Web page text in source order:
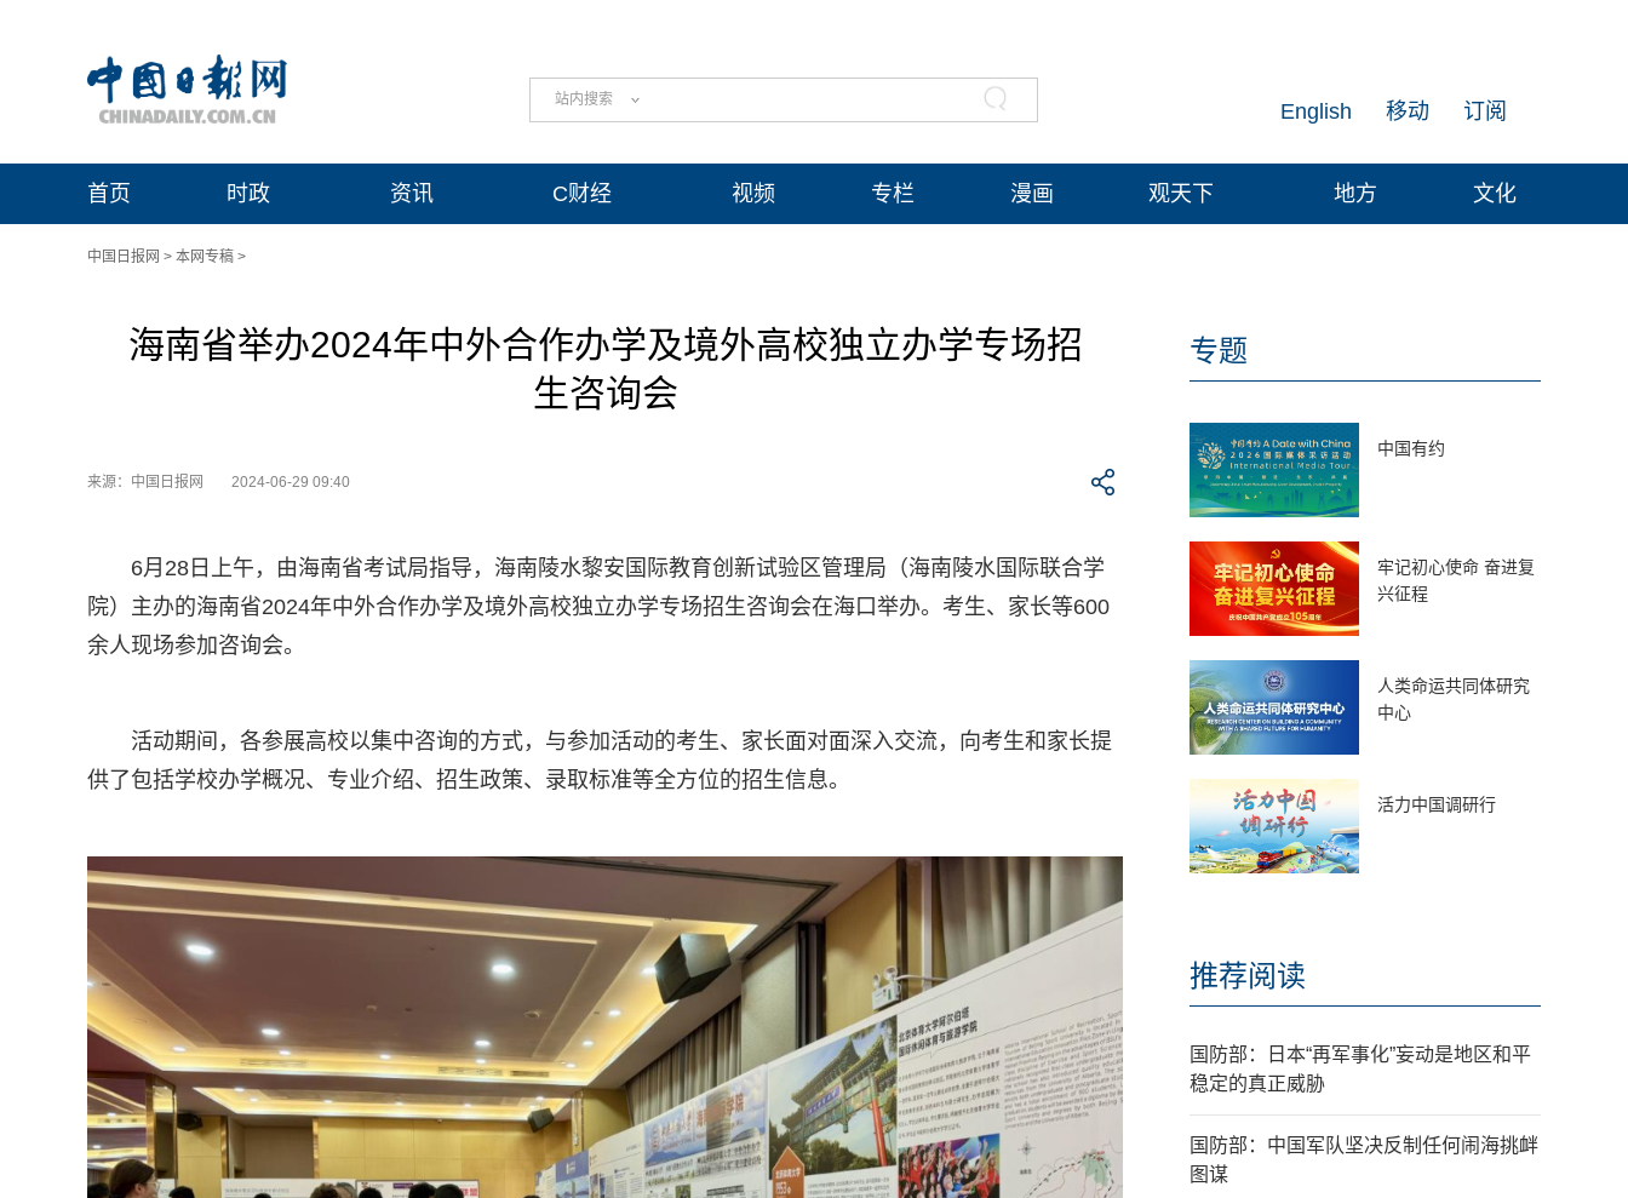
站内搜索 订阅
移动
English
首页 时政 资讯 C财经 视频 专栏 漫画 观天下 地方 文化
中国日报网 > 本网专稿 >
海南省举办2024年中外合作办学及境外高校独立办学专场招
生咨询会
来源：中国日报网 2024-06-29 09:40
6月28日上午，由海南省考试局指导，海南陵水黎安国际教育创新试验区管理局（海南陵水国际联合学
院）主办的海南省2024年中外合作办学及境外高校独立办学专场招生咨询会在海口举办。考生、家长等600
余人现场参加咨询会。
活动期间，各参展高校以集中咨询的方式，与参加活动的考生、家长面对面深入交流，向考生和家长提
供了包括学校办学概况、专业介绍、招生政策、录取标准等全方位的招生信息。
专题
中国有约
牢记初心使命 奋进复
兴征程
人类命运共同体研究
中心
活力中国调研行
推荐阅读
国防部：日本“再军事化”妄动是地区和平
稳定的真正威胁
国防部：中国军队坚决反制任何闹海挑衅
图谋